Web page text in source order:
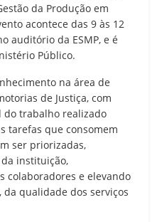
da Produção em
acontece das 9 às 12
auditório da ESMP, e é
Público.
na área de
de Justiça, com
do trabalho realizado
tarefas que consomem
ser priorizadas,
instituição,
colaboradores e elevando
da qualidade dos serviços